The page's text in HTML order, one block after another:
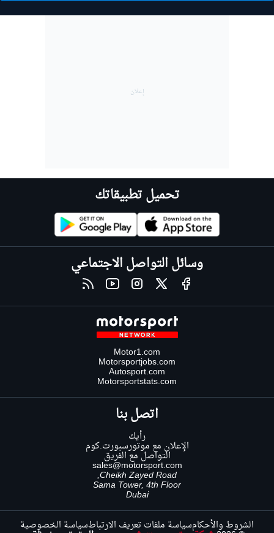
تحميل تطبيقاتك
وسائل التواصل الاجتماعي
Motor1.com
Motorsportjobs.com
Autosport.com
Motorsportstats.com
اتصل بنا
رأيك
الإعلان مع موتورسبورت.كوم
التواصل مع الفريق
sales@motorsport.com
Cheikh Zayed Road,
Sama Tower, 4th Floor
Dubai
الشروط والأحكامسياسة ملفات تعريف الارتباطسياسة الخصوصية